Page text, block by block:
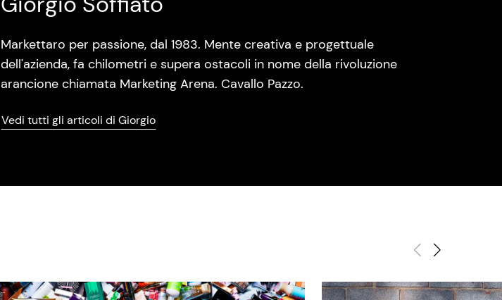
Markettaro per passione, dal 1983. Mente creativa e progettuale
dell'azienda, fa chilometri e supera ostacoli in nome della rivoluzione
arancione chiamata Marketing Arena. Cavallo Pazzo.
Vedi tutti gli articoli di Giorgio